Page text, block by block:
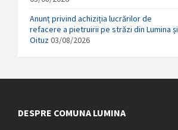
Anunț privind achiziția lucrărilor de
refacere a pietruirii pe străzi din Lumina și
Oituz 03/08/2026
DESPRE COMUNA LUMINA